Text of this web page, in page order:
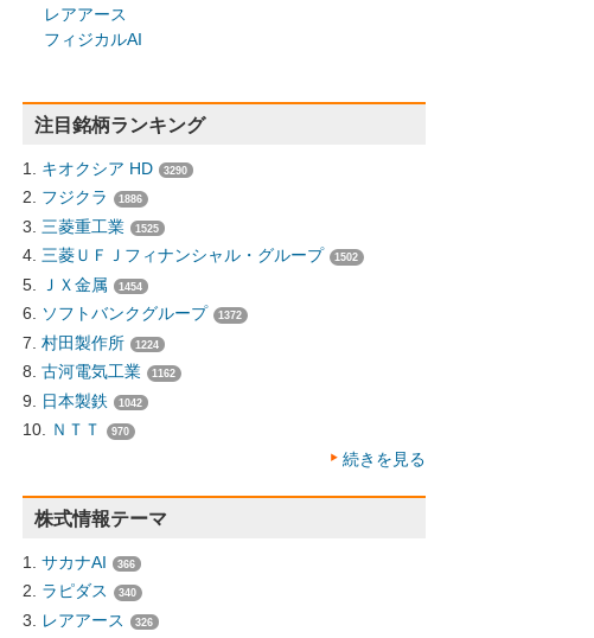
レアアース
フィジカルAI
注目銘柄ランキング
キオクシア HD 3290
フジクラ 1886
三菱重工業 1525
三菱ＵＦＪフィナンシャル・グループ 1502
ＪＸ金属 1454
ソフトバンクグループ 1372
村田製作所 1224
古河電気工業 1162
日本製鉄 1042
ＮＴＴ 970
続きを見る
株式情報テーマ
サカナAI 366
ラピダス 340
レアアース 326